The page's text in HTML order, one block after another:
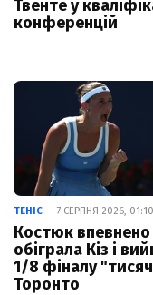
Твенте у
конференцій
ТЕНІС — 7 СЕРПНЯ 2026, 01:10
Костюк впевнено
обіграла Кіз і
1/8 фіналу
Торонто